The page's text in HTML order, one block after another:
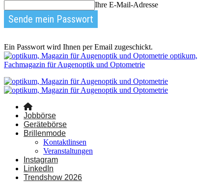
Ihre E-Mail-Adresse
Ein Passwort wird Ihnen per Email zugeschickt.
optikum,
Fachmagazin für Augenoptik und Optometrie
Jobbörse
Gerätebörse
Brillenmode
Kontaktlinsen
Veranstaltungen
Instagram
LinkedIn
Trendshow 2026